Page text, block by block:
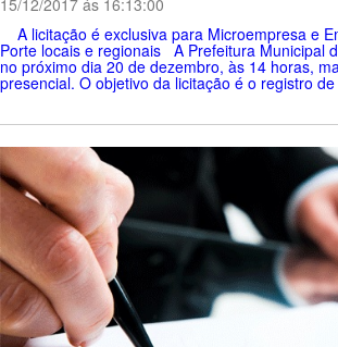
A licitação é exclusiva para Microempresa e
Porte locais e regionais A Prefeitura Municipal
no próximo dia 20 de dezembro, às 14 horas,
presencial. O objetivo da licitação é o registro